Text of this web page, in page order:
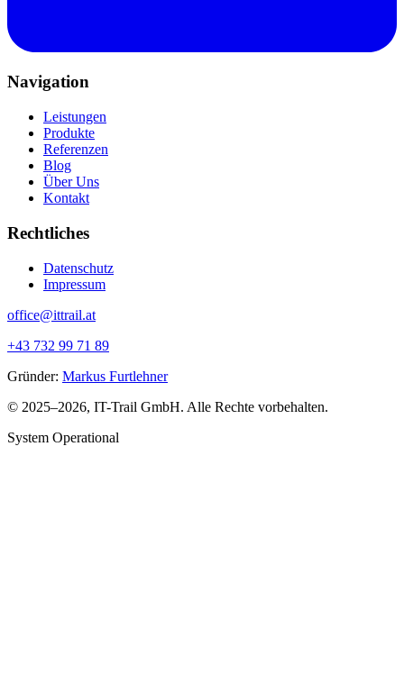
Navigation
Leistungen
Produkte
Referenzen
Blog
Über Uns
Kontakt
Rechtliches
Datenschutz
Impressum
office@ittrail.at
+43 732 99 71 89
Gründer: Markus Furtlehner
© 2025–2026, IT-Trail GmbH. Alle Rechte vorbehalten.
System Operational